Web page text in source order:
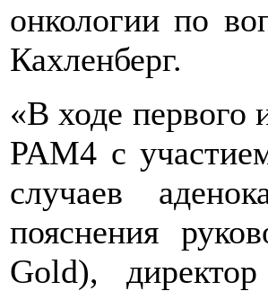
онкологии по
Кахленберг.
«В ходе первого
PAM4 с
случаев
пояснения
Gold), директор